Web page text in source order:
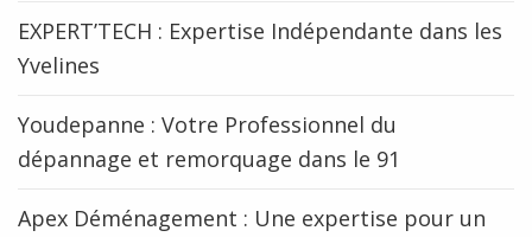
EXPERT’TECH : Expertise Indépendante dans les
Yvelines
Youdepanne : Votre Professionnel du
dépannage et remorquage dans le 91
Apex Déménagement : Une expertise pour un